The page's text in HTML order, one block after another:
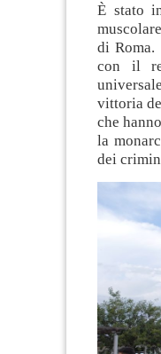
È stato
di Roma.
con il
vittoria
che
la
dei